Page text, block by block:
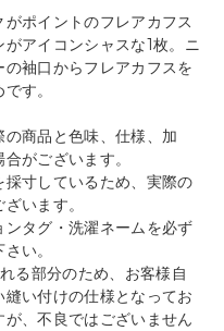
ポイントのフレアカフス
アイコンシャスな1枚。ニ
袖口からフレアカフスを
す。
商品と色味、仕様、加
がございます。
寸しているため、実際の
います。
タグ・洗濯ネームを必ず
い。
る部分のため、お客様自
い付けの仕様となってお
、不良ではございません